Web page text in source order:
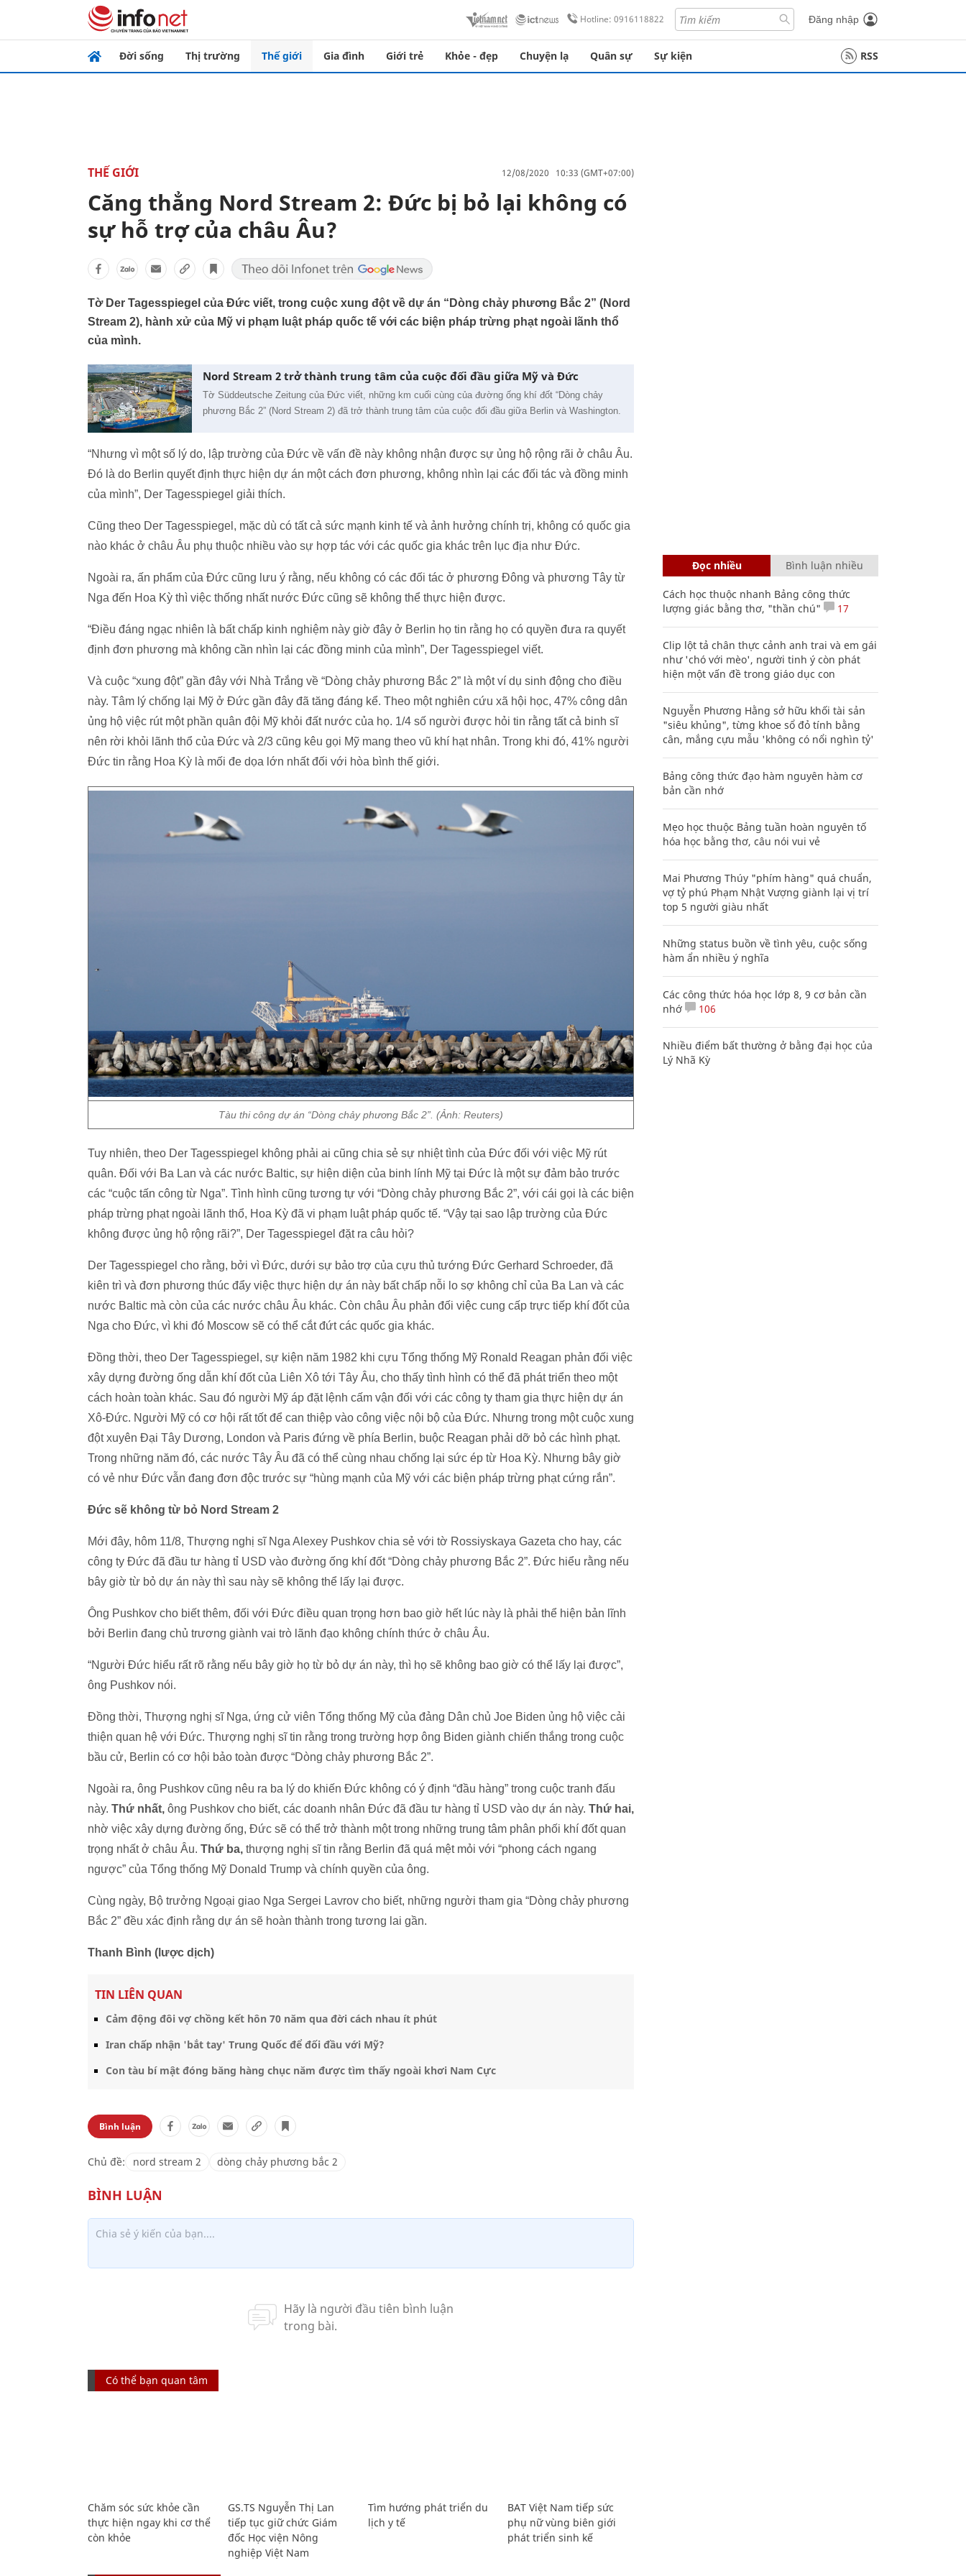
Hotline: 0916118822 Đăng nhập
Đời sống Thị trường Thế giới Gia đình Giới trẻ Khỏe - đẹp Chuyện lạ Quân sự Sự kiện RSS
THẾ GIỚI 12/08/2020 10:33 (GMT+07:00)
Căng thẳng Nord Stream 2: Đức bị bỏ lại không có
sự hỗ trợ của châu Âu?
Tờ Der Tagesspiegel của Đức viết, trong cuộc xung đột về dự án “Dòng chảy phương Bắc 2” (Nord
Stream 2), hành xử của Mỹ vi phạm luật pháp quốc tế với các biện pháp trừng phạt ngoài lãnh thổ
của mình.
Nord Stream 2 trở thành trung tâm của cuộc đối đầu giữa Mỹ và Đức
Tờ Süddeutsche Zeitung của Đức viết, những km cuối cùng của đường ống khí đốt “Dòng chảy
phương Bắc 2” (Nord Stream 2) đã trở thành trung tâm của cuộc đối đầu giữa Berlin và Washington.
“Nhưng vì một số lý do, lập trường của Đức về vấn đề này không nhận được sự ủng hộ rộng rãi ở châu Âu.
Đó là do Berlin quyết định thực hiện dự án một cách đơn phương, không nhìn lại các đối tác và đồng minh
của mình”, Der Tagesspiegel giải thích.
Cũng theo Der Tagesspiegel, mặc dù có tất cả sức mạnh kinh tế và ảnh hưởng chính trị, không có quốc gia
nào khác ở châu Âu phụ thuộc nhiều vào sự hợp tác với các quốc gia khác trên lục địa như Đức.
Ngoài ra, ấn phẩm của Đức cũng lưu ý rằng, nếu không có các đối tác ở phương Đông và phương Tây từ
Nga đến Hoa Kỳ thì việc thống nhất nước Đức cũng sẽ không thể thực hiện được.
“Điều đáng ngạc nhiên là bất chấp kinh nghiệm này giờ đây ở Berlin họ tin rằng họ có quyền đưa ra quyết
định đơn phương mà không cần nhìn lại các đồng minh của mình”, Der Tagesspiegel viết.
Và cuộc “xung đột” gần đây với Nhà Trắng về “Dòng chảy phương Bắc 2” là một ví dụ sinh động cho điều
này. Tâm lý chống lại Mỹ ở Đức gần đây đã tăng đáng kể. Theo một nghiên cứu xã hội học, 47% công dân
ủng hộ việc rút một phần quân đội Mỹ khỏi đất nước của họ. 1/4 số người được hỏi tin rằng tất cả binh sĩ
nên rời khỏi lãnh thổ của Đức và 2/3 cũng kêu gọi Mỹ mang theo vũ khí hạt nhân. Trong khi đó, 41% người
Đức tin rằng Hoa Kỳ là mối đe dọa lớn nhất đối với hòa bình thế giới.
Tàu thi công dự án “Dòng chảy phương Bắc 2”. (Ảnh: Reuters)
Tuy nhiên, theo Der Tagesspiegel không phải ai cũng chia sẻ sự nhiệt tình của Đức đối với việc Mỹ rút
quân. Đối với Ba Lan và các nước Baltic, sự hiện diện của binh lính Mỹ tại Đức là một sự đảm bảo trước
các “cuộc tấn công từ Nga”. Tình hình cũng tương tự với “Dòng chảy phương Bắc 2”, với cái gọi là các biện
pháp trừng phạt ngoài lãnh thổ, Hoa Kỳ đã vi phạm luật pháp quốc tế. “Vậy tại sao lập trường của Đức
không được ủng hộ rộng rãi?”, Der Tagesspiegel đặt ra câu hỏi?
Der Tagesspiegel cho rằng, bởi vì Đức, dưới sự bảo trợ của cựu thủ tướng Đức Gerhard Schroeder, đã
kiên trì và đơn phương thúc đẩy việc thực hiện dự án này bất chấp nỗi lo sợ không chỉ của Ba Lan và các
nước Baltic mà còn của các nước châu Âu khác. Còn châu Âu phản đối việc cung cấp trực tiếp khí đốt của
Nga cho Đức, vì khi đó Moscow sẽ có thể cắt đứt các quốc gia khác.
Đồng thời, theo Der Tagesspiegel, sự kiện năm 1982 khi cựu Tổng thống Mỹ Ronald Reagan phản đối việc
xây dựng đường ống dẫn khí đốt của Liên Xô tới Tây Âu, cho thấy tình hình có thể đã phát triển theo một
cách hoàn toàn khác. Sau đó người Mỹ áp đặt lệnh cấm vận đối với các công ty tham gia thực hiện dự án
Xô-Đức. Người Mỹ có cơ hội rất tốt để can thiệp vào công việc nội bộ của Đức. Nhưng trong một cuộc xung
đột xuyên Đại Tây Dương, London và Paris đứng về phía Berlin, buộc Reagan phải dỡ bỏ các hình phạt.
Trong những năm đó, các nước Tây Âu đã có thể cùng nhau chống lại sức ép từ Hoa Kỳ. Nhưng bây giờ
có vẻ như Đức vẫn đang đơn độc trước sự “hùng mạnh của Mỹ với các biện pháp trừng phạt cứng rắn”.
Đức sẽ không từ bỏ Nord Stream 2
Mới đây, hôm 11/8, Thượng nghị sĩ Nga Alexey Pushkov chia sẻ với tờ Rossiyskaya Gazeta cho hay, các
công ty Đức đã đầu tư hàng tỉ USD vào đường ống khí đốt “Dòng chảy phương Bắc 2”. Đức hiểu rằng nếu
bây giờ từ bỏ dự án này thì sau này sẽ không thể lấy lại được.
Ông Pushkov cho biết thêm, đối với Đức điều quan trọng hơn bao giờ hết lúc này là phải thể hiện bản lĩnh
bởi Berlin đang chủ trương giành vai trò lãnh đạo không chính thức ở châu Âu.
“Người Đức hiểu rất rõ rằng nếu bây giờ họ từ bỏ dự án này, thì họ sẽ không bao giờ có thể lấy lại được”,
ông Pushkov nói.
Đồng thời, Thượng nghị sĩ Nga, ứng cử viên Tổng thống Mỹ của đảng Dân chủ Joe Biden ủng hộ việc cải
thiện quan hệ với Đức. Thượng nghị sĩ tin rằng trong trường hợp ông Biden giành chiến thắng trong cuộc
bầu cử, Berlin có cơ hội bảo toàn được “Dòng chảy phương Bắc 2”.
Ngoài ra, ông Pushkov cũng nêu ra ba lý do khiến Đức không có ý định “đầu hàng” trong cuộc tranh đấu
này. Thứ nhất, ông Pushkov cho biết, các doanh nhân Đức đã đầu tư hàng tỉ USD vào dự án này. Thứ hai,
nhờ việc xây dựng đường ống, Đức sẽ có thể trở thành một trong những trung tâm phân phối khí đốt quan
trọng nhất ở châu Âu. Thứ ba, thượng nghị sĩ tin rằng Berlin đã quá mệt mỏi với “phong cách ngang
ngược” của Tổng thống Mỹ Donald Trump và chính quyền của ông.
Cùng ngày, Bộ trưởng Ngoại giao Nga Sergei Lavrov cho biết, những người tham gia “Dòng chảy phương
Bắc 2” đều xác định rằng dự án sẽ hoàn thành trong tương lai gần.
Thanh Bình (lược dịch)
TIN LIÊN QUAN
Cảm động đôi vợ chồng kết hôn 70 năm qua đời cách nhau ít phút
Iran chấp nhận 'bắt tay' Trung Quốc để đối đầu với Mỹ?
Con tàu bí mật đóng băng hàng chục năm được tìm thấy ngoài khơi Nam Cực
Bình luận
Chủ đề: nord stream 2 dòng chảy phương bắc 2
Có thể bạn quan tâm
Chăm sóc sức khỏe cần
thực hiện ngay khi cơ thể
còn khỏe
GS.TS Nguyễn Thị Lan
tiếp tục giữ chức Giám
đốc Học viện Nông
nghiệp Việt Nam
Tìm hướng phát triển du
lịch y tế
BAT Việt Nam tiếp sức
phụ nữ vùng biên giới
phát triển sinh kế
Đọc nhiều Bình luận nhiều
Cách học thuộc nhanh Bảng công thức
lượng giác bằng thơ, "thần chú"
17
Clip lột tả chân thực cảnh anh trai và em gái
như 'chó với mèo', người tinh ý còn phát
hiện một vấn đề trong giáo dục con
Nguyễn Phương Hằng sở hữu khối tài sản
"siêu khủng", từng khoe sổ đỏ tính bằng
cân, mắng cựu mẫu 'không có nổi nghìn tỷ'
Bảng công thức đạo hàm nguyên hàm cơ
bản cần nhớ
Mẹo học thuộc Bảng tuần hoàn nguyên tố
hóa học bằng thơ, câu nói vui vẻ
Mai Phương Thúy "phím hàng" quá chuẩn,
vợ tỷ phú Phạm Nhật Vượng giành lại vị trí
top 5 người giàu nhất
Những status buồn về tình yêu, cuộc sống
hàm ẩn nhiều ý nghĩa
Các công thức hóa học lớp 8, 9 cơ bản cần
nhớ
106
Nhiều điểm bất thường ở bằng đại học của
Lý Nhã Kỳ